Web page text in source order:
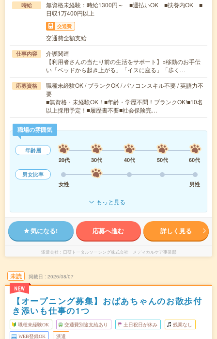
時給
無資格未経験：時給1300円～ ■週払いOK ■扶養内OK ■
日収1万400円以上
交通費
交通費全額支給
仕事内容
介護関連
【利用者さんの当たり前の生活をサポート】○移動のお手伝
い「ベッドから起き上がる」「イスに座る」「歩く…
応募資格
職種未経験OK / ブランクOK / パソコンスキル不要 / 英語力不
要
■無資格・未経験OK！■年齢・学歴不問！ブランクOK!■10名
以上採用予定！■履歴書不要■社会保険完…
職場の雰囲気
年齢層
20代
30代 40代 50代
60代
男女比率
女性
男性
もっと見る
気になる! 応募へ進む 詳しく見る
派遣会社 日研トータルソーシング株式会社 メディカルケア事業部
未読
NEW
掲載日 2026/08/07
【オープニング募集】おばあちゃんのお散歩付
き添いも仕事の1つ
職種未経験OK 交通費別途支給あり 土日祝日が休み 残業なし
WEB登録OK 派遣